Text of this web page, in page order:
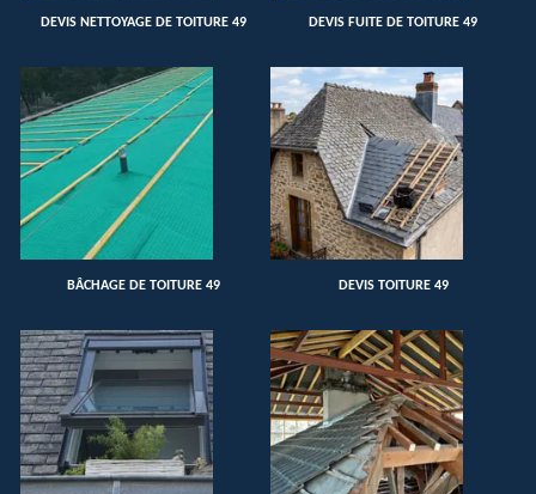
DEVIS NETTOYAGE DE TOITURE 49 DEVIS FUITE DE TOITURE 49
BÂCHAGE DE TOITURE 49 DEVIS TOITURE 49